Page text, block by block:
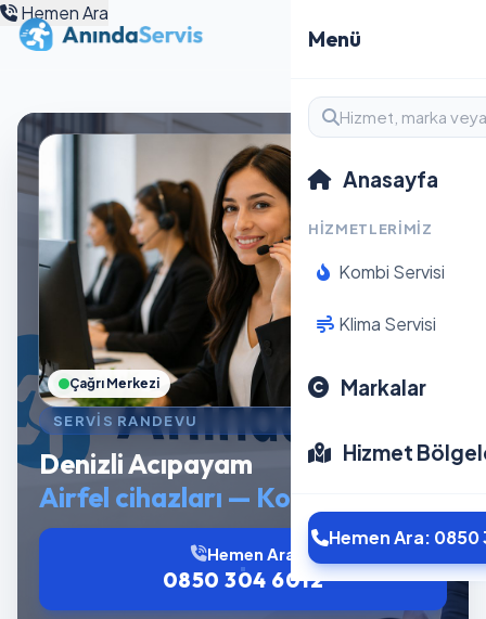
Menü
Anasayfa
HIZMETLERIMIZ
Kombi Servisi
Klima Servisi
Markalar
Hizmet
Hemen Ara: 0850
Hemen Ara
SERVIS RANDEVU
Denizli Acıpayam
Airfel cihazları — Kombi Servisi
Hemen Ara
0850 304 6012
Çağrı Merkezi